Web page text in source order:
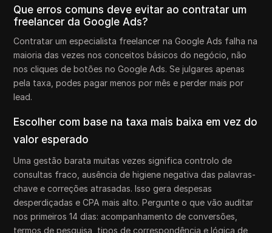
Que erros comuns deve evitar ao contratar um
freelancer da Google Ads?
Contratar um especialista freelancer na Google Ads falha na
maioria das vezes nos conceitos básicos do negócio, não
nos cliques de botões no Google Ads. Se julgares apenas
pela taxa, podes pagar menos por mês e perder mais por
lead.
Escolher com base na taxa mais baixa em vez do
valor esperado
Uma gestão barata muitas vezes significa controlo de
consultas fraco, ausência de higiene negativa das palavras-
chave e correções atrasadas. Isso gera despesas
desperdiçadas e CPA mais alto. Pergunte o que vão auditar
nos primeiros 14 dias: acompanhamento de conversões,
termos de pesquisa, tipos de correspondência e lógica de